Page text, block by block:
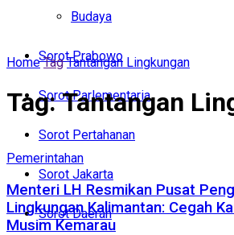
Budaya
Sorot Prabowo
Sorot Parlementaria
Sorot Pertahanan
Sorot Jakarta
Sorot Daerah
Sorot Parlementaria
Sorot Pertahanan
Sorot Jakarta
Sorot Daerah
Home Tag Tantangan Lingkungan
Tag:Tantangan
Pemerintahan
Menteri LH Resmikan Pusat
Lingkungan Kalimantan: Cegah
Musim Kemarau